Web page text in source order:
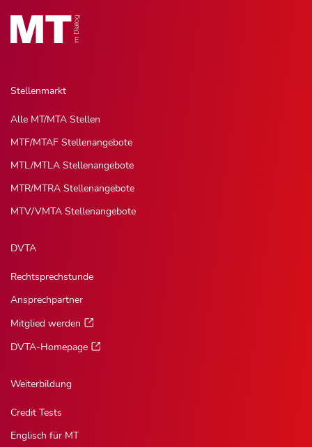
Stellenmarkt
Alle MT/MTA Stellen
MTF/MTAF Stellenangebote
MTL/MTLA Stellenangebote
MTR/MTRA Stellenangebote
MTV/VMTA Stellenangebote
DVTA
Rechtsprechstunde
Ansprechpartner
Mitglied werden
DVTA-Homepage
Weiterbildung
Credit Tests
Englisch für MT